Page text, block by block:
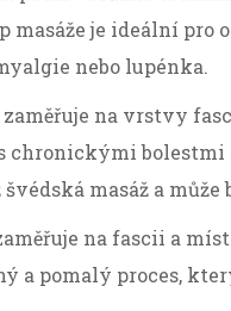
masáže je ideální pro
nebo lupénka.
na vrstvy
chronickými bolestmi
masáž a
na fascii a
a pomalý proces,